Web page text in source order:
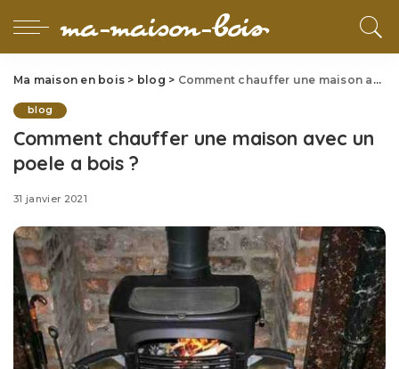
Ma maison en bois > blog > Comment chauffer une maison avec un poele a bois ?
blog
Comment chauffer une maison avec un
poele a bois ?
31 janvier 2021